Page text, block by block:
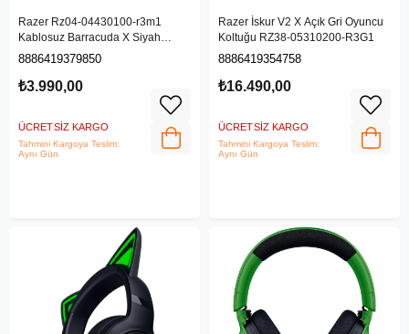
Razer Rz04-04430100-r3m1
Kablosuz Barracuda X Siyah
Gaming Kulaklık
8886419379850
₺3.990,00
ÜCRETSIZ KARGO
Tahmini Kargoya Teslim:
Aynı Gün
Razer İskur V2 X Açık Gri Oyuncu
Koltuğu RZ38-05310200-R3G1
8886419354758
₺16.490,00
ÜCRETSIZ KARGO
Tahmini Kargoya Teslim:
Aynı Gün